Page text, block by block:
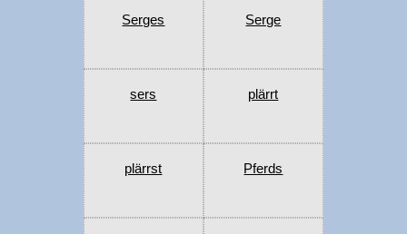
Serges Serge
sers plärrt
plärrst Pferds